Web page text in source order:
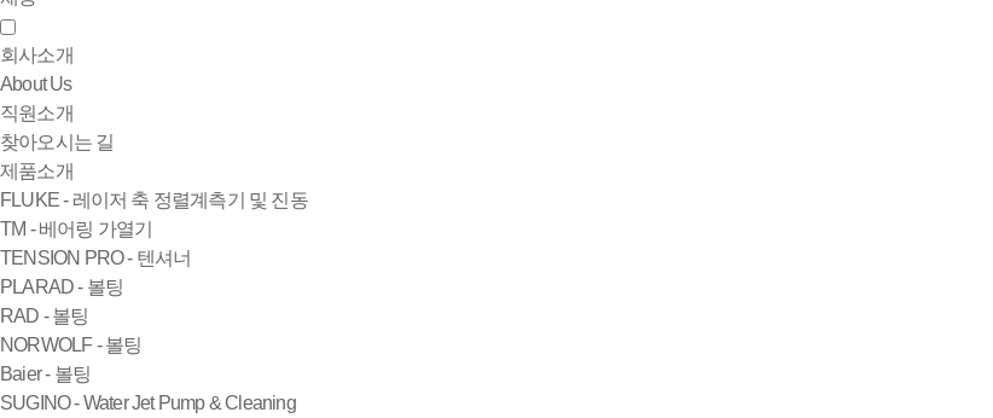
회사소개
About Us
직원소개
찾아오시는 길
제품소개
FLUKE - 레이저 축 정렬계측기 및 진동
TM - 베어링 가열기
TENSION PRO - 텐셔너
PLARAD - 볼팅
RAD - 볼팅
NORWOLF - 볼팅
Baier - 볼팅
SUGINO - Water Jet Pump & Cleaning